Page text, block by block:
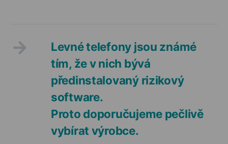
Levné telefony jsou známé
tím, že v nich bývá
předinstalovaný rizikový
software.
Proto doporučujeme pečlivě
vybírat výrobce.